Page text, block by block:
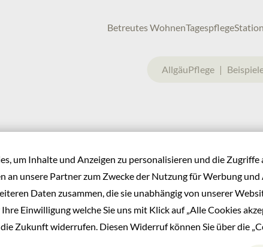
Betreutes WohnenTagespflege
AllgäuPflege
um Inhalte und Anzeigen zu personalisieren und die
an unsere Partner zum Zwecke der Nutzung für Werbung
Daten zusammen, die sie unabhängig von unserer
Einwilligung welche Sie uns mit Klick auf „Alle Cookies
Zukunft widerrufen. Diesen Widerruf können Sie über die